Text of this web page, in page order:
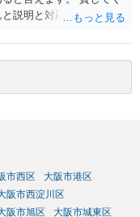
説明と対応を行ってい
市西区
大阪市港区
阪市西淀川区
阪市旭区
大阪市城東区